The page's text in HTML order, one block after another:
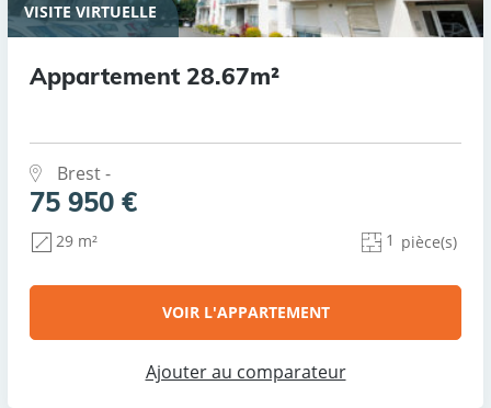
VISITE VIRTUELLE
Appartement 28.67m²
Brest -
75 950 €
29 m² 1 pièce(s)
VOIR L'APPARTEMENT
Ajouter au comparateur